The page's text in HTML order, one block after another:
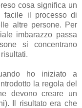
cosa significa un
facile il processo di
altre persone. Per
imbarazzo passa
si concentrano
ho iniziato a
la regola del
devono creare un
Il risultato era che